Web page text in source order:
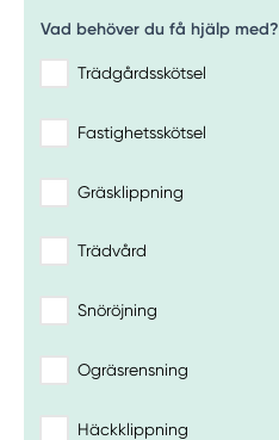
Vad behöver du få hjälp med?
Trädgårdsskötsel
Fastighetsskötsel
Gräsklippning
Trädvård
Snöröjning
Ogräsrensning
Häckklippning